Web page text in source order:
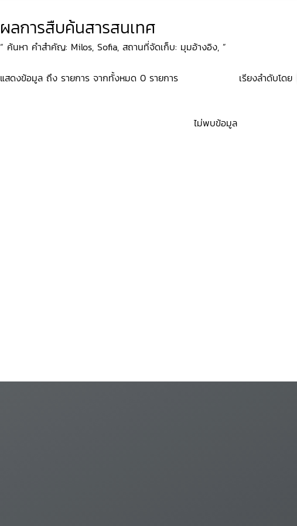
ผลการสืบค้นสารสนเทศ
“ ค้นหา คำสำคัญ: Milos, Sofia, สถานที่จัดเก็บ: มุมอ้างอิง, ”
แสดงข้อมูล ถึง รายการ จากทั้งหมด 0 รายการ เรียงลำดับโดย
ไม่พบข้อมูล